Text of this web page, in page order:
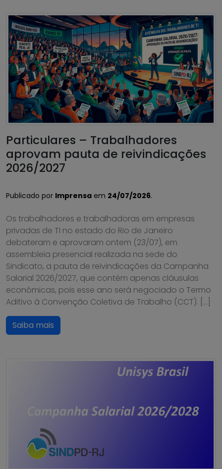
Particulares – Trabalhadores
aprovam pauta de reivindicações
2026/2027
Publicado por Imprensa em 24/07/2026.
Os trabalhadores e trabalhadoras em empresas
privadas de TI no estado do Rio de Janeiro
debateram e aprovaram ontem (23/07), em
assembleia presencial realizada na sede do
Sindicato, a pauta de reivindicações da Campanha
Salarial 2026/2027, que contém apenas cláusulas
econômicas, pois esse ano será negociado o Termo
Aditivo à Convenção Coletiva de Trabalho (CCT). […]
Saiba mais